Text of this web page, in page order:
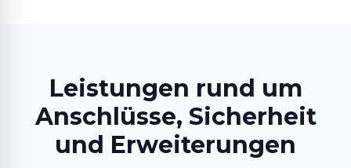
Leistungen rund um
Anschlüsse, Sicherheit
und Erweiterungen